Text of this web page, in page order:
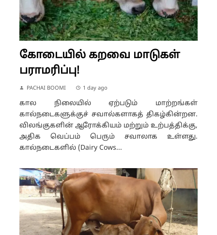
கோடையில் கறவை மாடுகள்
பராமரிப்பு!
PACHAI BOOMI 1 day ago
கால நிலையில் ஏற்படும் மாற்றங்கள்
கால்நடைகளுக்குச் சவால்களாகத் திகழ்கின்றன.
விலங்குகளின் ஆரோக்கியம் மற்றும் உற்பத்திக்கு,
அதிக வெப்பம் பெரும் சவாலாக உள்ளது.
கால்நடைகளில் (Dairy Cows...